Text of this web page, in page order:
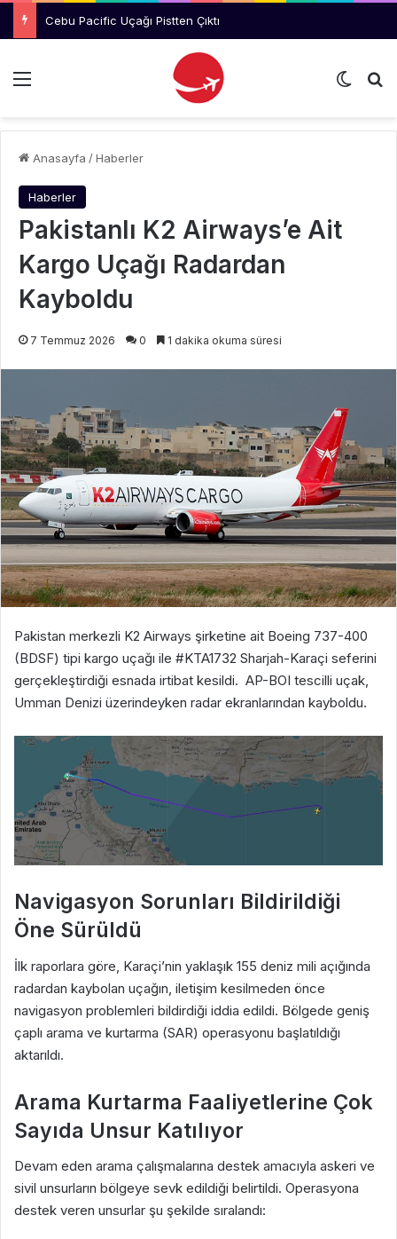
Cebu Pacific Uçağı Pistten Çıktı
Menü Dış
Anasayfa /Haberler
Haberler
Pakistanlı K2 Airways’e Ait
Kargo Uçağı Radardan
Kayboldu
7 Temmuz 2026 0 1 dakika okuma süresi
Pakistan merkezli K2 Airways şirketine ait Boeing 737-400
(BDSF) tipi kargo uçağı ile #KTA1732 Sharjah-Karaçi seferini
gerçekleştirdiği esnada irtibat kesildi. AP-BOI tescilli uçak,
Umman Denizi üzerindeyken radar ekranlarından kayboldu.
Navigasyon Sorunları Bildirildiği
Öne Sürüldü
İlk raporlara göre, Karaçi’nin yaklaşık 155 deniz mili açığında
radardan kaybolan uçağın, iletişim kesilmeden önce
navigasyon problemleri bildirdiği iddia edildi. Bölgede geniş
çaplı arama ve kurtarma (SAR) operasyonu başlatıldığı
aktarıldı.
Arama Kurtarma Faaliyetlerine Çok
Sayıda Unsur Katılıyor
Devam eden arama çalışmalarına destek amacıyla askeri ve
sivil unsurların bölgeye sevk edildiği belirtildi. Operasyona
destek veren unsurlar şu şekilde sıralandı: